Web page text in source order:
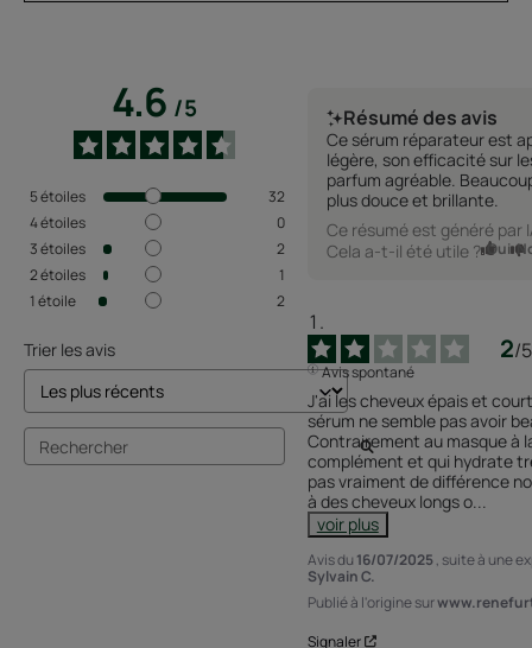
4.6/5
5étoiles
32
4étoiles
0
3étoiles
2
2étoiles
1
1étoile 2
Trier les avis
Résumé des avis
Ce sérum réparateur est
légère, son efficacité sur
parfum agréable.
plus douce et brillante.
Ce résumé est généré par
Cela a-t-il été utile ? Oui
2/5
Avis spontané
J'ai les cheveux épais et
sérum ne semble pas avoir
Contrairement au masque à
complément et qui hydrate
pas vraiment de différence
à des cheveux longs o...
voir plus
Avis du 16/07/2025, suite à une
Sylvain C.
Publié à l'origine sur
Signaler